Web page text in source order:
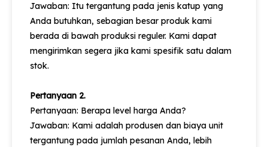
Jawaban: Itu tergantung pada jenis katup yang
Anda butuhkan, sebagian besar produk kami
berada di bawah produksi reguler. Kami dapat
mengirimkan segera jika kami spesifik satu dalam
stok.
Pertanyaan 2.
Pertanyaan: Berapa level harga Anda?
Jawaban: Kami adalah produsen dan biaya unit
tergantung pada jumlah pesanan Anda, lebih